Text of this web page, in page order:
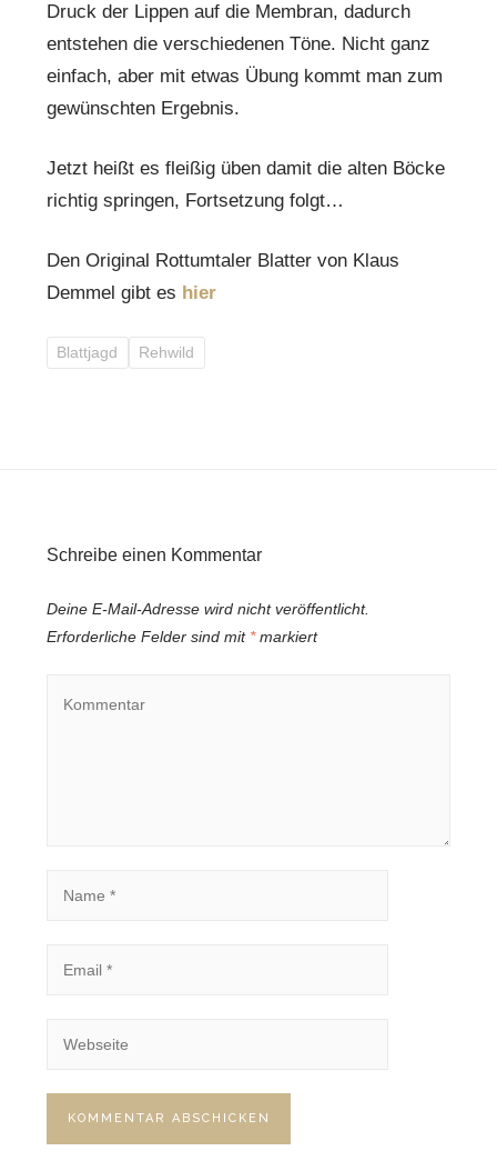
Druck der Lippen auf die Membran, dadurch
entstehen die verschiedenen Töne. Nicht ganz
einfach, aber mit etwas Übung kommt man zum
gewünschten Ergebnis.
Jetzt heißt es fleißig üben damit die alten Böcke
richtig springen, Fortsetzung folgt…
Den Original Rottumtaler Blatter von Klaus
Demmel gibt es hier
Blattjagd Rehwild
Schreibe einen Kommentar
Deine E-Mail-Adresse wird nicht veröffentlicht.
Erforderliche Felder sind mit *markiert